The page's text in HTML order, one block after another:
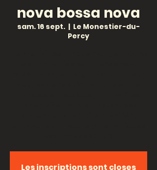
nova bossa nova
sam. 16 sept.
  |
Le Monestier-du-
Percy
Les inscriptions sont closes